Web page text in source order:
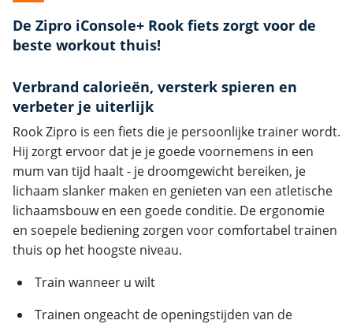
De Zipro iConsole+ Rook fiets zorgt voor de
beste workout thuis!
Verbrand calorieën, versterk spieren en
verbeter je uiterlijk
Rook Zipro is een fiets die je persoonlijke trainer wordt.
Hij zorgt ervoor dat je je goede voornemens in een
mum van tijd haalt - je droomgewicht bereiken, je
lichaam slanker maken en genieten van een atletische
lichaamsbouw en een goede conditie. De ergonomie
en soepele bediening zorgen voor comfortabel trainen
thuis op het hoogste niveau.
Train wanneer u wilt
Trainen ongeacht de openingstijden van de